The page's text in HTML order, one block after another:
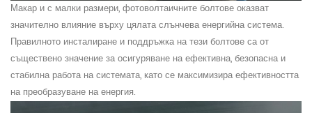
Макар и с малки размери, фотоволтаичните болтове оказват
значително влияние върху цялата слънчева енергийна система.
Правилното инсталиране и поддръжка на тези болтове са от
съществено значение за осигуряване на ефективна, безопасна и
стабилна работа на системата, като се максимизира ефективността
на преобразуване на енергия.